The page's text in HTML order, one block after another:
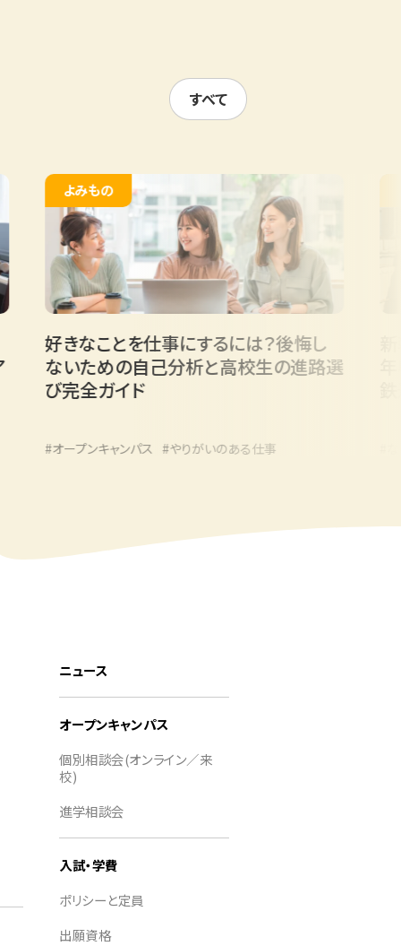
すべて
きなことを仕事にするには？後悔し
いための自己分析と高校生の進路選
完全ガイド
ープンキャンパス #やりがいのある仕事
年収や必
ニュース
オープンキャンパス
個別相談会(オンライン／来
校)
進学相談会
入試・学費
ポリシーと定員
出願資格